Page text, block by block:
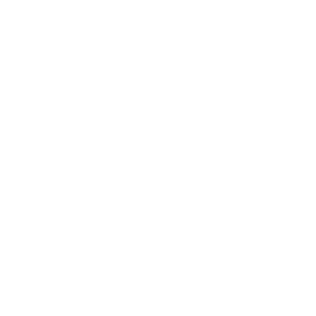
個優化：一是範圍擴大了，將地震、颱風等各類常見的
以保商業保險。下一步，我們將堅持政府推動與市場運
險提供基本保障；在擴展層，將巨災傷亡保險等納入保
發揮了積極作用，近三年保費8.6億元，賠了19.3億
自然災害，為全省2635萬戶7400多萬群眾提供風險保
，我們指導行業通過相關保險業務，發揮應對災害作
數十年來登陸我國最強的秋颱風，造成的損失比較大。
月26日，接報案9.8萬件，已賠和預賠24億元，較好地支